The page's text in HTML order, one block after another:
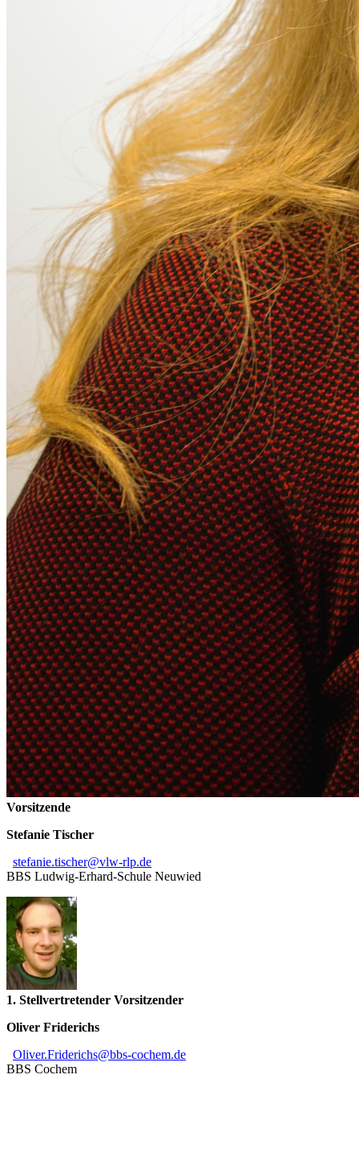
Vorsitzende
Stefanie Tischer
stefanie.tischer@vlw-rlp.de
BBS Ludwig-Erhard-Schule Neuwied
1. Stellvertretender Vorsitzender
Oliver Friderichs
Oliver.Friderichs@bbs-cochem.de
BBS Cochem